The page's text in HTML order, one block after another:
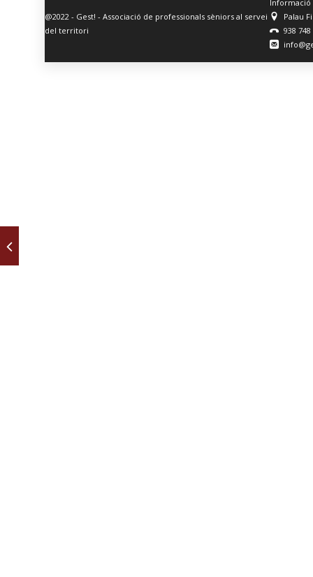
@2022 - Gest! - Associació de professionals sèniors al servei
del territori
Palau
938 748